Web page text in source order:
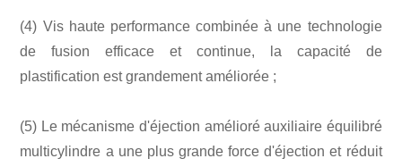
(4) Vis haute performance combinée à une technologie
de fusion efficace et continue, la capacité de
plastification est grandement améliorée ;
(5) Le mécanisme d'éjection amélioré auxiliaire équilibré
multicylindre a une plus grande force d'éjection et réduit